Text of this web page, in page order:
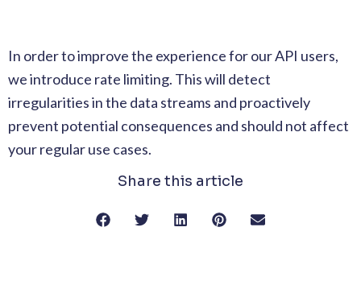
In order to improve the experience for our API users,
we introduce rate limiting. This will detect
irregularities in the data streams and proactively
prevent potential consequences and should not affect
your regular use cases.
Share this article